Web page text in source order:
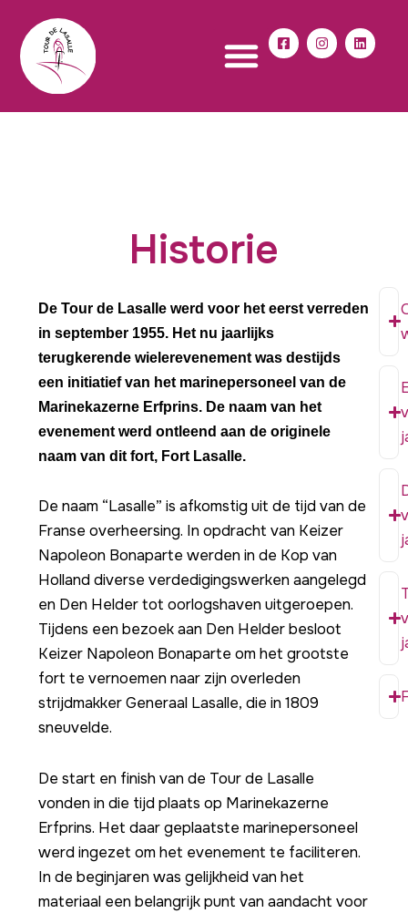
F
a
c
o
I
n
s
r
L
i
n
i
Historie
De Tour de Lasalle werd voor het eerst verreden
in september 1955. Het nu jaarlijks
terugkerende wielerevenement was destijds
een initiatief van het marinepersoneel van de
Marinekazerne Erfprins. De naam van het
evenement werd ontleend aan de originele
naam van dit fort, Fort Lasalle.
De naam “Lasalle” is afkomstig uit de tijd van de
Franse overheersing. In opdracht van Keizer
Napoleon Bonaparte werden in de Kop van
Holland diverse verdedigingswerken aangelegd
en Den Helder tot oorlogshaven uitgeroepen.
Tijdens een bezoek aan Den Helder besloot
Keizer Napoleon Bonaparte om het grootste
fort te vernoemen naar zijn overleden
strijdmakker Generaal Lasalle, die in 1809
sneuvelde.
De start en finish van de Tour de Lasalle
vonden in die tijd plaats op Marinekazerne
Erfprins. Het daar geplaatste marinepersoneel
werd ingezet om het evenement te faciliteren.
In de beginjaren was gelijkheid van het
materiaal een belangrijk punt van aandacht voor